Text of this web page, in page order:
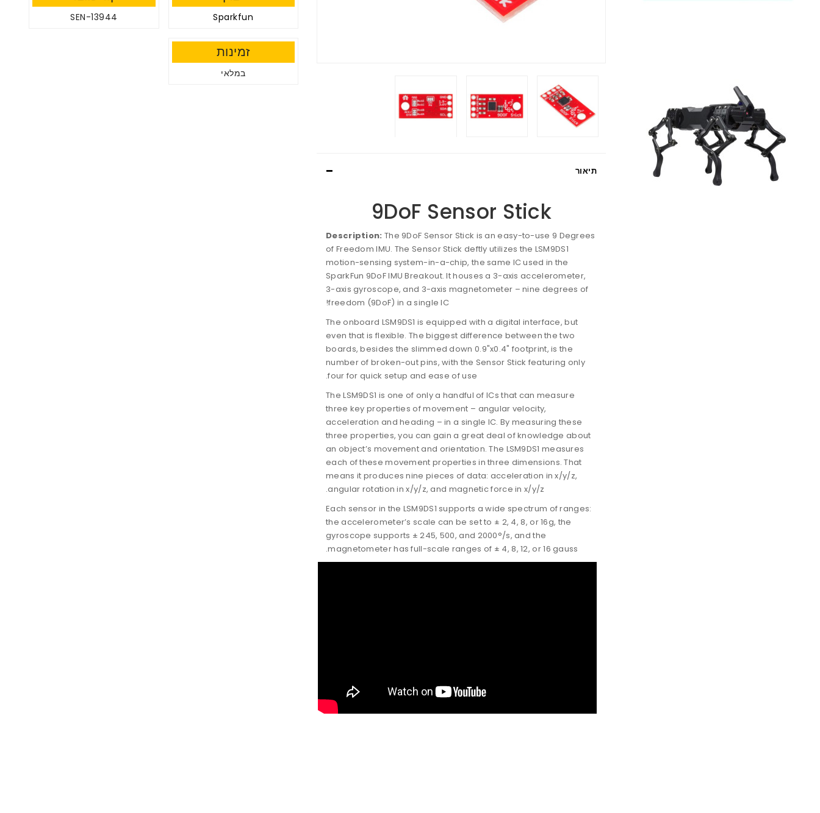
תיאור
9DoF Sensor Stick
Description: The 9DoF Sensor Stick is an easy-to-use 9 Degrees
of Freedom IMU. The Sensor Stick deftly utilizes the LSM9DS1
motion-sensing system-in-a-chip, the same IC used in the
SparkFun 9DoF IMU Breakout. It houses a 3-axis accelerometer,
3-axis gyroscope, and 3-axis magnetometer – nine degrees of
freedom (9DoF) in a single IC!
The onboard LSM9DS1 is equipped with a digital interface, but
even that is flexible. The biggest difference between the two
boards, besides the slimmed down 0.9"x0.4" footprint, is the
number of broken-out pins, with the Sensor Stick featuring only
four for quick setup and ease of use.
The LSM9DS1 is one of only a handful of ICs that can measure
three key properties of movement – angular velocity,
acceleration and heading – in a single IC. By measuring these
three properties, you can gain a great deal of knowledge about
an object’s movement and orientation. The LSM9DS1 measures
each of these movement properties in three dimensions. That
means it produces nine pieces of data: acceleration in x/y/z,
angular rotation in x/y/z, and magnetic force in x/y/z.
Each sensor in the LSM9DS1 supports a wide spectrum of ranges:
the accelerometer’s scale can be set to ± 2, 4, 8, or 16g, the
gyroscope supports ± 245, 500, and 2000°/s, and the
magnetometer has full-scale ranges of ± 4, 8, 12, or 16 gauss.
Sparkfun
SEN-13944
זמינות
במלאי